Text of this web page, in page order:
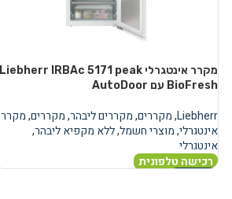
מקרר אינטגרלי Liebherr IRBAc 5171 peak
BioFresh עם AutoDoor
Liebherr
,מקררים,מקררים ליבהר,מקררים,מקרר
אינטגרלי,מוצרי חשמל,ללא מקפיא ליבהר,
אינטגרלי
רכישה טלפונית